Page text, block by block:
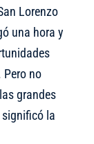
Lorenzo
una hora y
Pero no
grandes
la